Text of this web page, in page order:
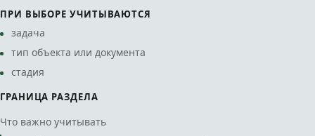
ПРИ ВЫБОРЕ УЧИТЫВАЮТСЯ
задача
тип объекта или документа
стадия
ГРАНИЦА РАЗДЕЛА
Что важно учитывать